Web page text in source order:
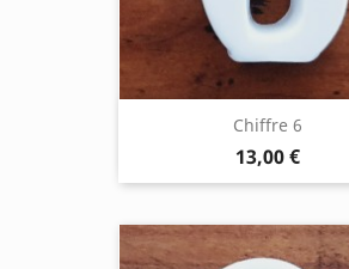
Chiffre 6
13,00 €